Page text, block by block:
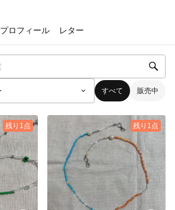
プロフィール レター
すべて 販売中
残り1点 残り1点